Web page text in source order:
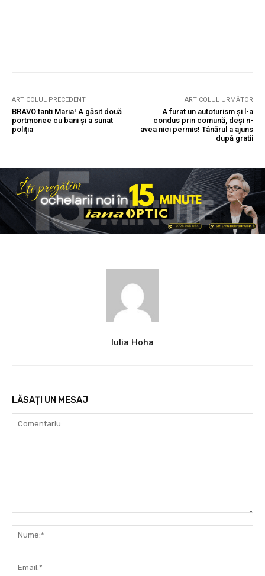
ARTICOLUL PRECEDENT
BRAVO tanti Maria! A găsit două
portmonee cu bani și a sunat
poliția
ARTICOLUL URMĂTOR
A furat un autoturism și l-a
condus prin comună, deși n-
avea nici permis! Tânărul a ajuns
după gratii
Iulia Hoha
LĂSAȚI UN MESAJ